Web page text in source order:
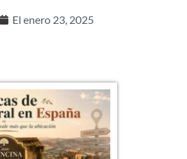
El enero 23, 2025